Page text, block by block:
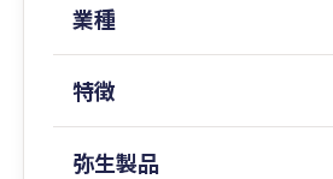
業種
特徴
弥生製品